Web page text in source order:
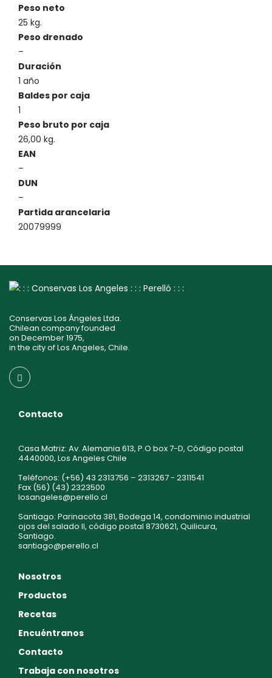
Peso neto
25 kg.
Peso drenado
–
Duración
1 año
Baldes por caja
1
Peso bruto por caja
26,00 kg.
EAN
–
DUN
–
Partida arancelaria
20079999
Conservas Los Ángeles Ltda.
Chilean company founded
on December 1975,
in the city of Los Angeles, Chile.
Contacto
Casa Matriz: Av. Alemania 613, P.O box 7-D, Código postal
4440000, Los Angeles Chile
Teléfonos: (+56) 43 2313756 – 2313267 - 2311541
Fax (56) (43) 2323500
losangeles@perello.cl
Santiago: Parinacota 381, Bodega 14, condominio industrial
ojos del salado II, código postal 8730621, Quilicura,
Santiago.
santiago@perello.cl
Nosotros
Productos
Recetas
Encuéntranos
Contacto
Trabaja con nosotros